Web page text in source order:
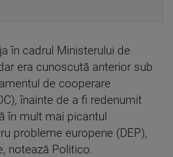
în cadrul Ministerului de
era cunoscută anterior sub
de cooperare
înainte de a fi redenumit
în mult mai picantul
probleme europene (DEP),
notează Politico.